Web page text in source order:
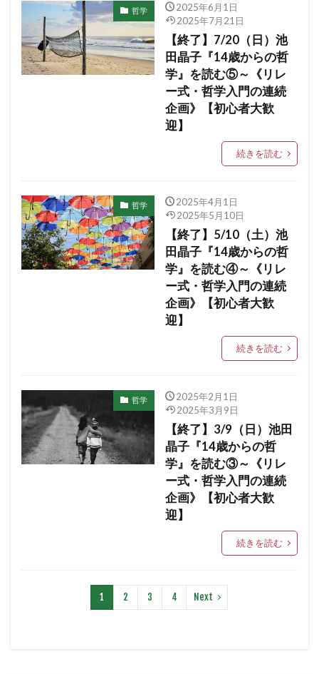
哲学
2025年6月1日
2025年7月21日
【終了】7/20（日）池
田晶子『14歳からの哲
学』を読む⑤～《リレ
ー式・哲学入門の連続
企画》【初心者大歓
迎】
続きを読む
哲学
2025年4月1日
2025年5月10日
【終了】5/10（土）池
田晶子『14歳からの哲
学』を読む④～《リレ
ー式・哲学入門の連続
企画》【初心者大歓
迎】
続きを読む
哲学
2025年2月1日
2025年3月9日
【終了】3/9（日）池田
晶子『14歳からの哲
学』を読む③～《リレ
ー式・哲学入門の連続
企画》【初心者大歓
迎】
続きを読む
1 2 3 4 Next